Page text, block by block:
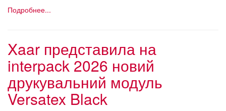
Подробнее...
Xaar представила на
interpack 2026 новий
друкувальний модуль
Versatex Black